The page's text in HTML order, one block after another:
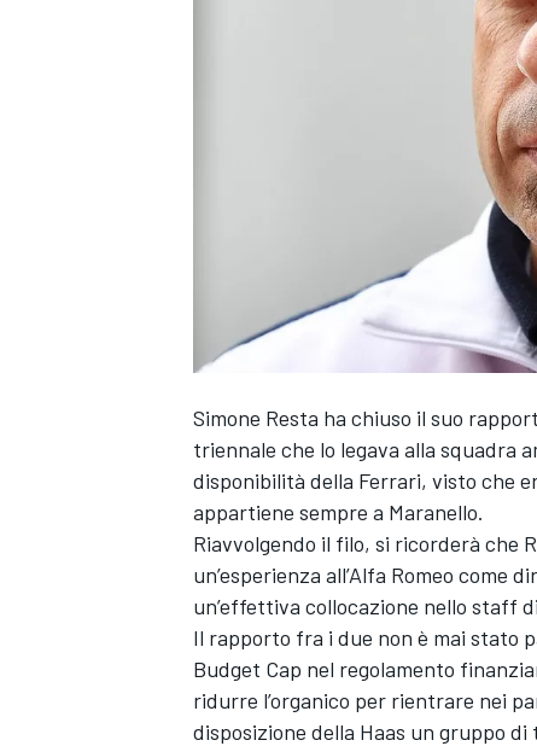
MONOPOSTO
Simone Resta ha chiuso il suo
triennale che lo legava alla squadra
disponibilità della Ferrari, visto che
appartiene sempre a Maranello.
Riavvolgendo il filo, si ricorderà che
un’esperienza all’Alfa Romeo come
un’effettiva collocazione nello staff
Il rapporto fra i due non è mai stato
Budget Cap nel regolamento
ridurre l’organico per rientrare nei
disposizione della Haas un gruppo